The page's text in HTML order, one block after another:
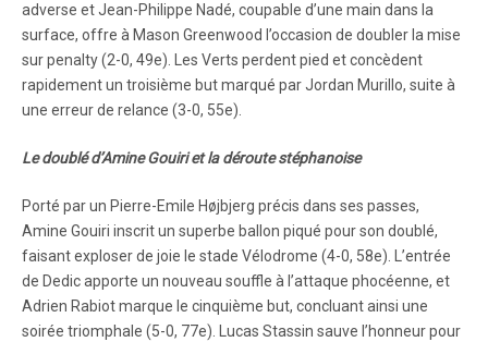
adverse et Jean-Philippe Nadé, coupable d’une main dans la
surface, offre à Mason Greenwood l’occasion de doubler la mise
sur penalty (2-0, 49e). Les Verts perdent pied et concèdent
rapidement un troisième but marqué par Jordan Murillo, suite à
une erreur de relance (3-0, 55e).
Le doublé d’Amine Gouiri et la déroute stéphanoise
Porté par un Pierre-Emile Højbjerg précis dans ses passes,
Amine Gouiri inscrit un superbe ballon piqué pour son doublé,
faisant exploser de joie le stade Vélodrome (4-0, 58e). L’entrée
de Dedic apporte un nouveau souffle à l’attaque phocéenne, et
Adrien Rabiot marque le cinquième but, concluant ainsi une
soirée triomphale (5-0, 77e). Lucas Stassin sauve l’honneur pour